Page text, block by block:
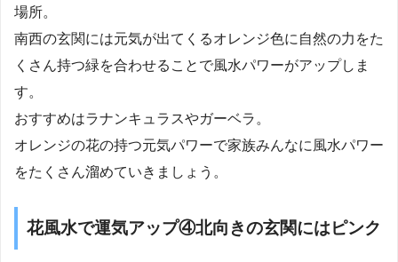
場所。
南西の玄関には元気が出てくるオレンジ色に自然の力をた
くさん持つ緑を合わせることで風水パワーがアップしま
す。
おすすめはラナンキュラスやガーベラ。
オレンジの花の持つ元気パワーで家族みんなに風水パワー
をたくさん溜めていきましょう。
花風水で運気アップ④北向きの玄関にはピンク